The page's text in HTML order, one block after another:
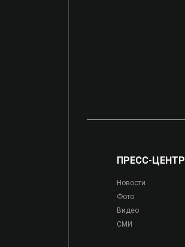
ПРЕСС-ЦЕНТР
Новости
Фото
Видео
СМИ